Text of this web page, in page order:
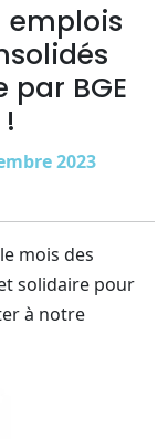
emplois
par BGE
2023
mois des
solidaire pour
à notre